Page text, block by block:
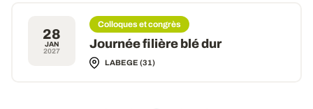
28
JAN
2027
Colloques et congrès
Journée filière blé dur
LABEGE (31)